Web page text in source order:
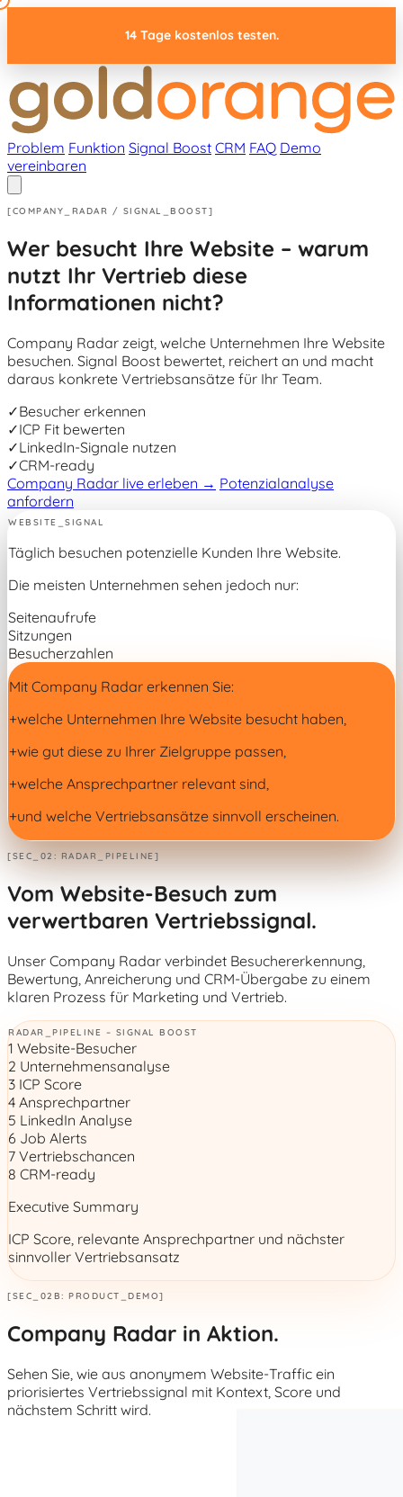
14 Tage kostenlos testen.
Problem Funktion Signal Boost CRM FAQ Demo
vereinbaren
[COMPANY_RADAR / SIGNAL_BOOST]
Wer besucht Ihre Website – warum
nutzt Ihr Vertrieb diese
Informationen nicht?
Company Radar zeigt, welche Unternehmen Ihre Website
besuchen. Signal Boost bewertet, reichert an und macht
daraus konkrete Vertriebsansätze für Ihr Team.
✓Besucher erkennen
✓ICP Fit bewerten
✓LinkedIn-Signale nutzen
✓CRM-ready
Company Radar live erleben → Potenzialanalyse
anfordern
WEBSITE_SIGNAL
Täglich besuchen potenzielle Kunden Ihre Website.
Die meisten Unternehmen sehen jedoch nur:
Seitenaufrufe
Sitzungen
Besucherzahlen
Mit Company Radar erkennen Sie:
+welche Unternehmen Ihre Website besucht haben,
+wie gut diese zu Ihrer Zielgruppe passen,
+welche Ansprechpartner relevant sind,
+und welche Vertriebsansätze sinnvoll erscheinen.
[SEC_02: RADAR_PIPELINE]
Vom Website-Besuch zum
verwertbaren Vertriebssignal.
Unser Company Radar verbindet Besuchererkennung,
Bewertung, Anreicherung und CRM-Übergabe zu einem
klaren Prozess für Marketing und Vertrieb.
RADAR_PIPELINE – SIGNAL BOOST
1 Website-Besucher
2 Unternehmensanalyse
3 ICP Score
4 Ansprechpartner
5 LinkedIn Analyse
6 Job Alerts
7 Vertriebschancen
8 CRM-ready
Executive Summary
ICP Score, relevante Ansprechpartner und nächster
sinnvoller Vertriebsansatz
[SEC_02B: PRODUCT_DEMO]
Company Radar in Aktion.
Sehen Sie, wie aus anonymem Website-Traffic ein
priorisiertes Vertriebssignal mit Kontext, Score und
nächstem Schritt wird.